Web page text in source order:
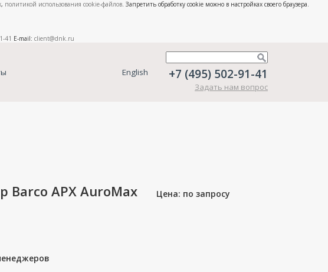
, политикой использования cookie-файлов. Запретить обработку cookie можно в настройках своего браузера.
41 E-mail: client@dnk.ru
English +7 (495) 502-91-41
Задать нам вопрос
Barco APX AuroMax Цена: по запросу